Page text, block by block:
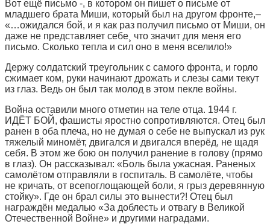
Вот ещё письмо -, в котором он пишет о письме от
младшего брата Миши, который был на другом фронте,–
«…ожидался бой, и я как раз получил письмо от Миши, он
даже не представляет себе¸ что значит для меня его
письмо. Сколько тепла и сил оно в меня вселило!»
Держу солдатский треугольник с самого фронта, и горло
сжимает ком, руки начинают дрожать и слезы сами текут
из глаз. Ведь он был так молод в этом пекле войны.
Война оставили много отметин на теле отца. 1944 г.
ИДЁТ БОЙ, фашисты яростно сопротивляются. Отец был
ранен в оба плеча, но не думая о себе не выпускал из рук
тяжелый миномёт, двигался и двигался вперёд, не щадя
себя. В этом же бою он получил ранение в голову (прямо
в глаз). Он рассказывал: «Боль была ужасная. Раненых
самолётом отправляли в госпиталь. В самолёте, чтобы
не кричать, от всепоглощающей боли, я грыз деревянную
стойку». Где он брал силы это вынести?! Отец был
награждён медалью «За доблесть и отвагу в Великой
Отечественной Войне» и другими наградами.